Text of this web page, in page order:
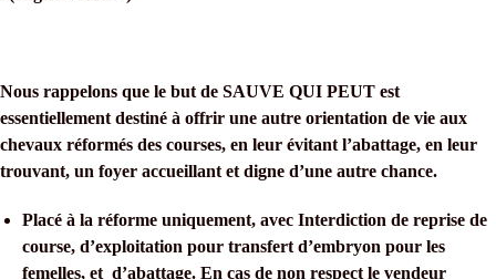
Nous rappelons que le but de SAUVE QUI PEUT est
essentiellement destiné à offrir une autre orientation de vie aux
chevaux réformés des courses, en leur évitant l’abattage, en leur
trouvant, un foyer accueillant et digne d’une autre chance.
Placé à la réforme uniquement, avec Interdiction de reprise de
course, d’exploitation pour transfert d’embryon pour les
femelles, et d’abattage. En cas de non respect le vendeur